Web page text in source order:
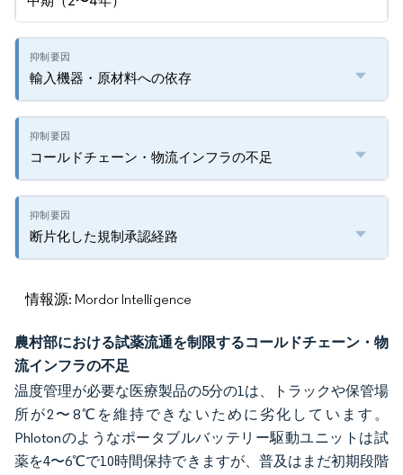
輸入機器・原材料への依存
コールドチェーン・物流インフラの不足
断片化した規制承認経路
情報源: Mordor Intelligence
農村部における試薬流通を制限するコールドチェーン・物
流インフラの不足
温度管理が必要な医療製品の5分の1は、トラックや保管場
所が2〜8℃を維持できないために劣化しています。
Phlotonのようなポータブルバッテリー駆動ユニットは試
薬を4〜6℃で10時間保持できますが、普及はまだ初期段階